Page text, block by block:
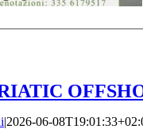
|2026-06-